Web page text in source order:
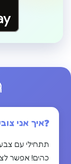
איך אני
תתחילי עם
כהים! אפשר